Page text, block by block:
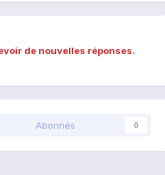
de nouvelles réponses.
Abonnés 0